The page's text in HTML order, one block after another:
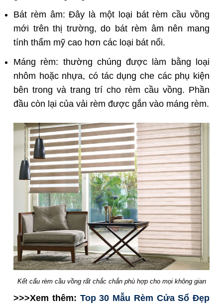
Bát rèm âm: Đây là một loại bát rèm cầu vồng
mới trên thị trường, do bát rèm âm nên mang
tính thẩm mỹ cao hơn các loại bát nổi.
Máng rèm: thường chúng được làm bằng loại
nhôm hoặc nhựa, có tác dụng che các phụ kiện
bên trong và trang trí cho rèm cầu vồng. Phần
đầu còn lại của vải rèm được gắn vào máng rèm.
Kết cấu rèm cầu vồng rất chắc chắn phù hợp cho mọi không gian
>>>Xem thêm: Top 30 Mẫu Rèm Cửa Sổ Đẹp